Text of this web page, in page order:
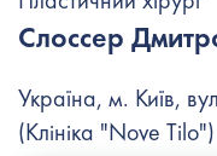
Слоссер
Україна, м. Київ,
(Клініка "Nove Tilo")